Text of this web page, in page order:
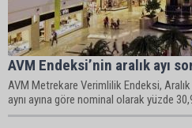
AVM Endeksi’nin aralık ayı
AVM Metrekare Verimlilik Endeksi,
aynı ayına göre nominal olarak yüzde